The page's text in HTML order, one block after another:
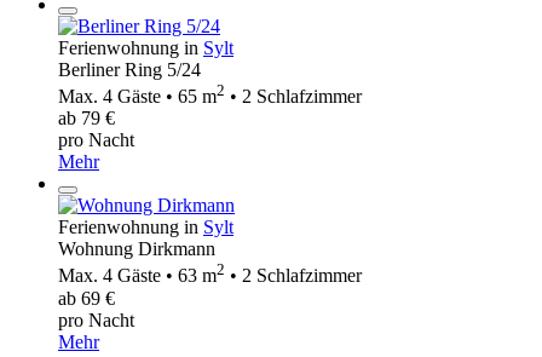
Ferienwohnung in Sylt
Berliner Ring 5/24
Max. 4 Gäste • 65 m2 • 2 Schlafzimmer
ab 79 €
pro Nacht
Mehr
Ferienwohnung in Sylt
Wohnung Dirkmann
Max. 4 Gäste • 63 m2 • 2 Schlafzimmer
ab 69 €
pro Nacht
Mehr